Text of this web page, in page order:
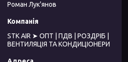
Роман Лук'янов
STK AIR ➤ ОПТ | ПДВ | РОЗДРІБ |
ВЕНТИЛЯЦІЯ ТА КОНДИЦІОНЕРИ